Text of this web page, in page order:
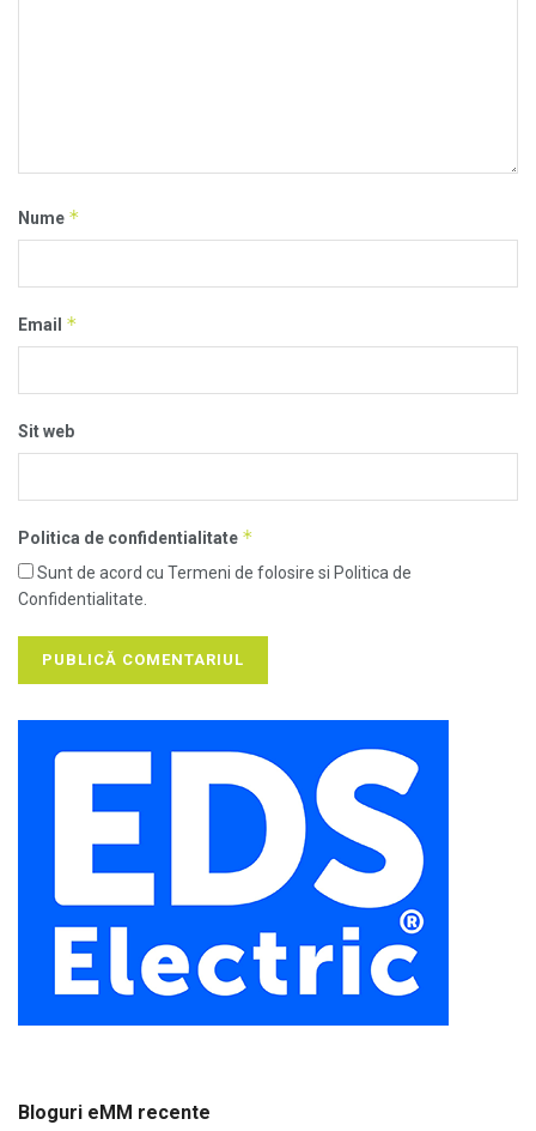
Nume *
Email *
Sit web
Politica de confidentialitate *
Sunt de acord cu Termeni de folosire si Politica de
Confidentialitate.
Bloguri eMM recente